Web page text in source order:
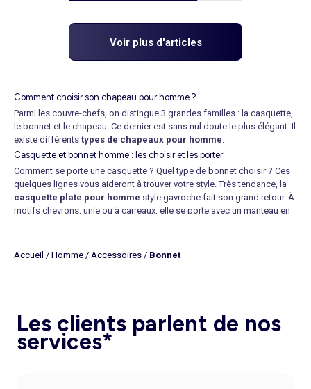
Voir plus d'articles
Comment choisir son chapeau pour homme ?
Parmi les couvre-chefs, on distingue 3 grandes familles : la casquette,
le bonnet et le chapeau. Ce dernier est sans nul doute le plus élégant. Il
existe différents types de chapeaux pour homme
Casquette et bonnet homme : les choisir et les porter
Comment se porte une casquette ? Quel type de bonnet choisir ? Ces
quelques lignes vous aideront à trouver votre style. Très tendance, la
casquette plate pour homme style gavroche fait son grand retour. À
motifs chevrons, unie ou à carreaux, elle se porte avec un manteau en
homme est une indispensable qui se prête à tous les styles : avec
confèrent un style plus chic à ce couvre-chef. N'oubliez pas de
l'assortir à vos gantset votre écharpe pour un ensemble harmonieux.
Accueil / Homme / Accessoires / Bonnet
Les clients parlent de nos
services*